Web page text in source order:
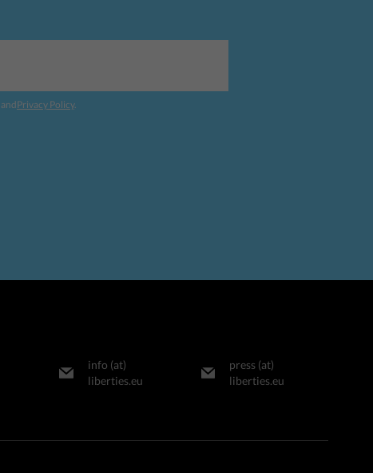
andPrivacy Policy.
info (at)
liberties.eu
press (at)
liberties.eu